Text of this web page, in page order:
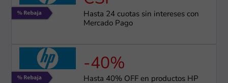
Hasta 24 cuotas sin intereses con
Mercado Pago
-40%
Hasta 40% OFF en productos HP